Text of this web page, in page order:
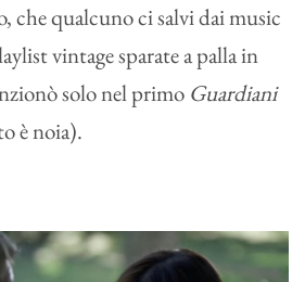
che qualcuno ci salvi dai music
vintage sparate a palla in
solo nel primo Guardiani
è noia).